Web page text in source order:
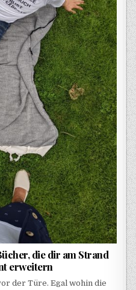
die dir am Strand
erweitern
der Türe. Egal wohin die